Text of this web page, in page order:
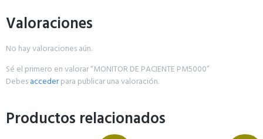
Valoraciones
No hay valoraciones aún.
Sé el primero en valorar “MONITOR DE PACIENTE PM5000”
Debesaccederpara publicar una valoración.
Productos relacionados